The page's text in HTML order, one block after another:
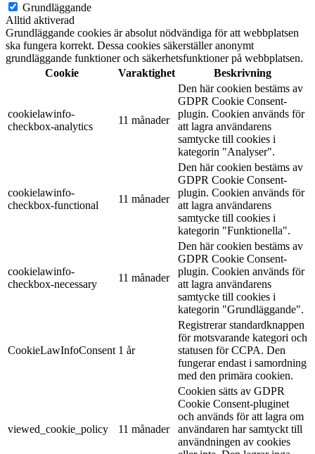
Grundläggande
Alltid aktiverad
Grundläggande cookies är absolut nödvändiga för att webbplatsen
ska fungera korrekt. Dessa cookies säkerställer anonymt
grundläggande funktioner och säkerhetsfunktioner på webbplatsen.
Cookie
Varaktighet Beskrivning
cookielawinfo-
checkbox-analytics
11 månader
Den här cookien bestäms av
GDPR Cookie Consent-
plugin. Cookien används för
att lagra användarens
samtycke till cookies i
kategorin "Analyser".
cookielawinfo-
checkbox-functional
11 månader
Den här cookien bestäms av
GDPR Cookie Consent-
plugin. Cookien används för
att lagra användarens
samtycke till cookies i
kategorin "Funktionella".
cookielawinfo-
checkbox-necessary
11 månader
Den här cookien bestäms av
GDPR Cookie Consent-
plugin. Cookien används för
att lagra användarens
samtycke till cookies i
kategorin "Grundläggande".
CookieLawInfoConsent 1 år
Registrerar standardknappen
för motsvarande kategori och
statusen för CCPA. Den
fungerar endast i samordning
med den primära cookien.
viewed_cookie_policy 11 månader
Cookien sätts av GDPR
Cookie Consent-pluginet
och används för att lagra om
användaren har samtyckt till
användningen av cookies